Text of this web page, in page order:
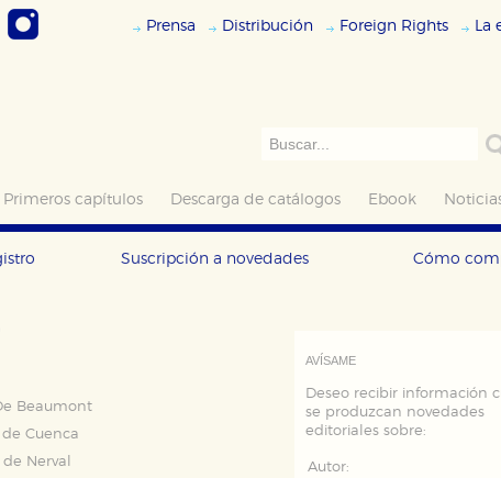
Prensa Distribución Foreign Rights La
Primeros capítulos Descarga de catálogos Ebook
Suscripción a novedades Cómo
Beaumont
Cuenca
Nerval
AVÍSAME
Deseo recibir información
se produzcan novedades
editoriales sobre:
Autor: